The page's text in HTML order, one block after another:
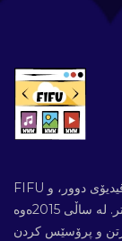
FIFU پێوەکراوی وۆردپرێسە بۆ وێنەی تایبەتی دوور، ڤیدیۆی دوور، و
زیاتر. لە ساڵی 2015ەوە، FIFU یارمەتی هەزاران ماڵپەڕی جیهانی داوە